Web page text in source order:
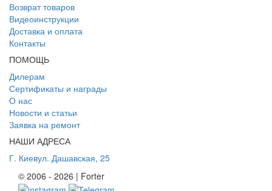
Возврат товаров
Видеоинструкции
Доставка и оплата
Контакты
ПОМОЩЬ
Дилерам
Сертификаты и награды
О нас
Новости и статьи
Заявка на ремонт
НАШИ АДРЕСА
Г. Киевул. Дашавская, 25
© 2006 - 2026 | Forter